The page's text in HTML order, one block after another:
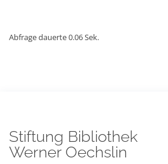
Abfrage dauerte 0.06 Sek.
Stiftung Bibliothek
Werner Oechslin